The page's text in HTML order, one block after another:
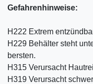
Gefahrenhinweise:
H222 Extrem
H229 Behälter steht
bersten.
H315 Verursacht
H319 Verursacht